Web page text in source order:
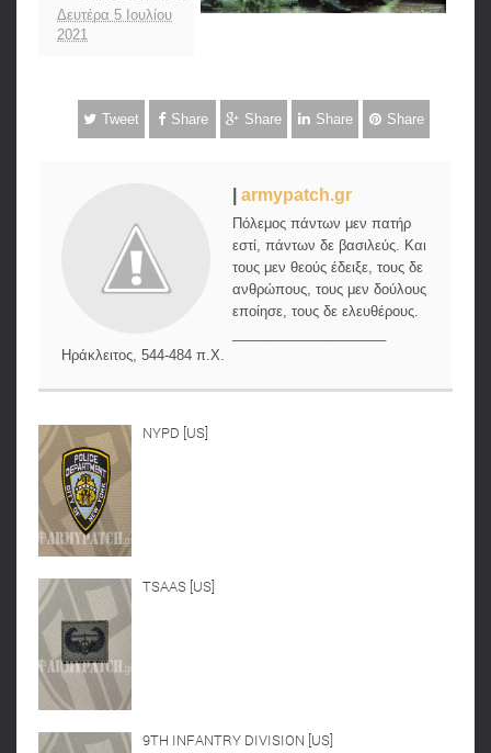
Δευτέρα 5 Ιουλίου
2021
Tweet Share Share Share Share
armypatch.gr
Πόλεμος πάντων μεν πατήρ
εστί, πάντων δε βασιλεύς. Και
τους μεν θεούς έδειξε, τους δε
ανθρώπους, τους μεν δούλους
εποίησε, τους δε ελευθέρους.
Ηράκλειτος, 544-484 π.Χ.
NYPD [US]
TSAAS [US]
9TH INFANTRY DIVISION [US]